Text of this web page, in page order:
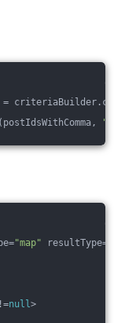
=
"%,"
"map" resultType=
null>